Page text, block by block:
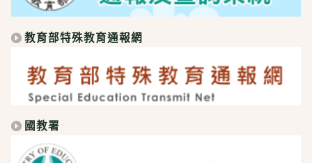
教育部特殊教育通報網
國教署